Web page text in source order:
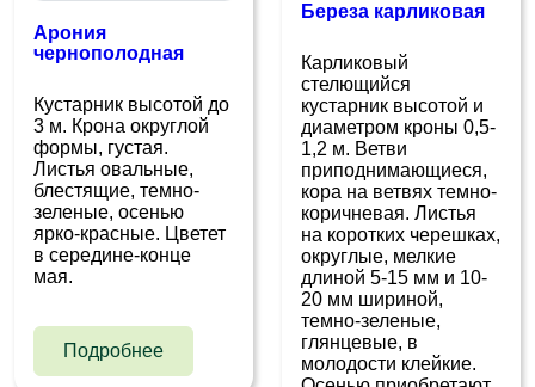
Арония
чернополодная
Кустарник высотой до
3 м. Крона округлой
формы, густая.
Листья овальные,
блестящие, темно-
зеленые, осенью
ярко-красные. Цветет
в середине-конце
мая.
Подробнее
Береза карликовая
Карликовый
стелющийся
кустарник высотой и
диаметром кроны 0,5-
1,2 м. Ветви
приподнимающиеся,
кора на ветвях темно-
коричневая. Листья
на коротких черешках,
округлые, мелкие
длиной 5-15 мм и 10-
20 мм шириной,
темно-зеленые,
глянцевые, в
молодости клейкие.